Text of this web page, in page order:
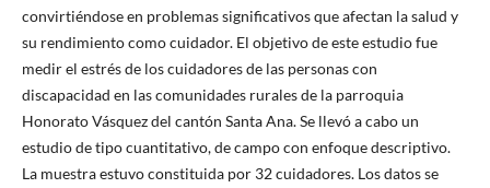
convirtiéndose en problemas significativos que afectan la salud y
su rendimiento como cuidador. El objetivo de este estudio fue
medir el estrés de los cuidadores de las personas con
discapacidad en las comunidades rurales de la parroquia
Honorato Vásquez del cantón Santa Ana. Se llevó a cabo un
estudio de tipo cuantitativo, de campo con enfoque descriptivo.
La muestra estuvo constituida por 32 cuidadores. Los datos se